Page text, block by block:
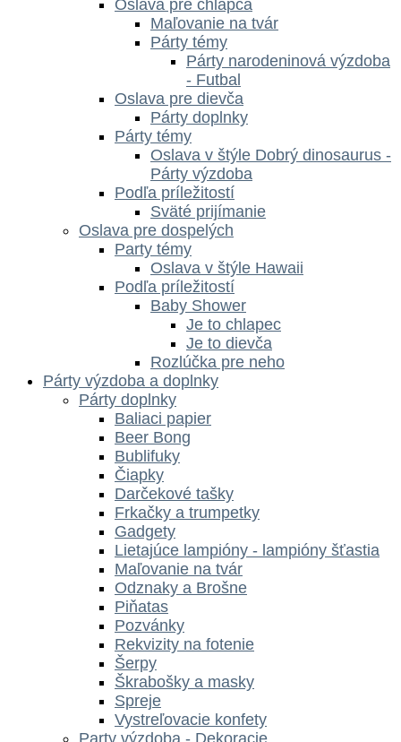
Oslava pre chlapca
Maľovanie na tvár
Párty témy
Párty narodeninová výzdoba
- Futbal
Oslava pre dievča
Párty doplnky
Párty témy
Oslava v štýle Dobrý dinosaurus -
Párty výzdoba
Podľa príležitostí
Sväté prijímanie
Oslava pre dospelých
Party témy
Oslava v štýle Hawaii
Podľa príležitostí
Baby Shower
Je to chlapec
Je to dievča
Rozlúčka pre neho
Párty výzdoba a doplnky
Párty doplnky
Baliaci papier
Beer Bong
Bublifuky
Čiapky
Darčekové tašky
Frkačky a trumpetky
Gadgety
Lietajúce lampióny - lampióny šťastia
Maľovanie na tvár
Odznaky a Brošne
Piňatas
Pozvánky
Rekvizity na fotenie
Šerpy
Škrabošky a masky
Spreje
Vystreľovacie konfety
Party výzdoba - Dekoracie